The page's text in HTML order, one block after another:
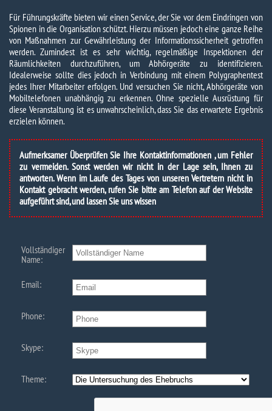
Für Führungskräfte bieten wir einen Service, der Sie vor dem Eindringen von
Spionen in die Organisation schützt. Hierzu müssen jedoch eine ganze Reihe
von Maßnahmen zur Gewährleistung der Informationssicherheit getroffen
werden. Zumindest ist es sehr wichtig, regelmäßige Inspektionen der
Räumlichkeiten durchzuführen, um Abhörgeräte zu identifizieren.
Idealerweise sollte dies jedoch in Verbindung mit einem Polygraphentest
jedes Ihrer Mitarbeiter erfolgen. Und versuchen Sie nicht, Abhörgeräte von
Mobiltelefonen unabhängig zu erkennen. Ohne spezielle Ausrüstung für
diese Veranstaltung ist es unwahrscheinlich, dass Sie das erwartete Ergebnis
erzielen können.
Aufmerksamer Überprüfen Sie Ihre Kontaktinformationen , um Fehler
zu vermeiden. Sonst werden wir nicht in der Lage sein, Ihnen zu
antworten. Wenn im Laufe des Tages von unseren Vertretern nicht in
Kontakt gebracht werden, rufen Sie bitte am Telefon auf der Website
aufgeführt sind, und lassen Sie uns wissen
Vollständiger
Name:
Email:
Phone:
Skype:
Theme: